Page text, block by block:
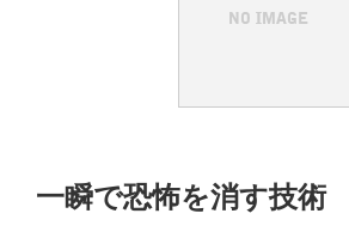
一瞬で恐怖を消す技術